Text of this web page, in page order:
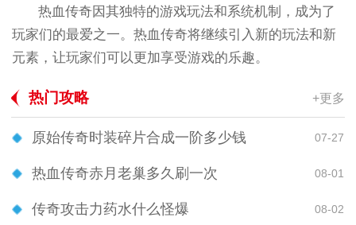
热血传奇因其独特的游戏玩法和系统机制，成为了
玩家们的最爱之一。热血传奇将继续引入新的玩法和新
元素，让玩家们可以更加享受游戏的乐趣。
热门攻略 +更多
原始传奇时装碎片合成一阶多少钱 07-27
热血传奇赤月老巢多久刷一次 08-01
传奇攻击力药水什么怪爆 08-02